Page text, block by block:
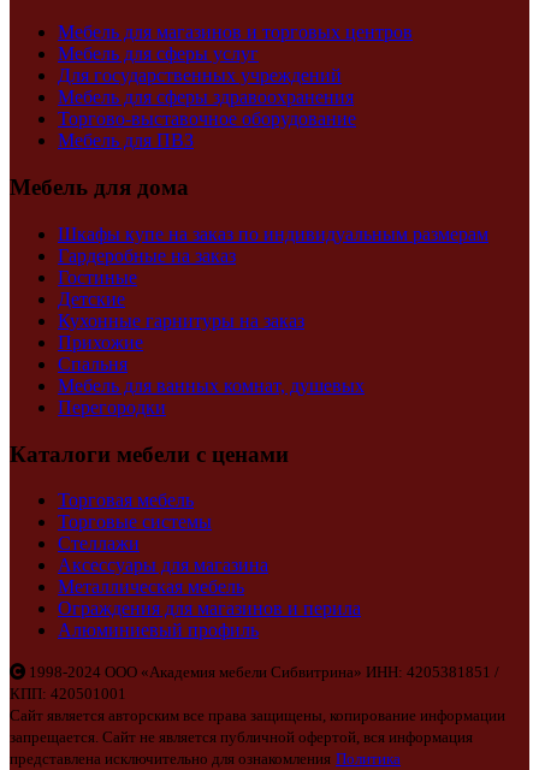
Мебель для магазинов и торговых центров
Мебель для сферы услуг
Для государственных учреждений
Мебель для сферы здравоохранения
Торгово-выставочное оборудование
Мебель для ПВЗ
Мебель для дома
Шкафы купе на заказ по индивидуальным размерам
Гардеробные на заказ
Гостиные
Детские
Кухонные гарнитуры на заказ
Прихожие
Спальня
Мебель для ванных комнат, душевых
Перегородки
Каталоги мебели с ценами
Торговая мебель
Торговые системы
Стеллажи
Аксессуары для магазина
Металлическая мебель
Ограждения для магазинов и перила
Алюминиевый профиль
1998-2024 ООО «Академия мебели Сибвитрина» ИНН: 4205381851 /
КПП: 420501001
Сайт является авторским все права защищены, копирование информации
запрещается. Сайт не является публичной офертой, вся информация
представлена исключительно для ознакомления Политика